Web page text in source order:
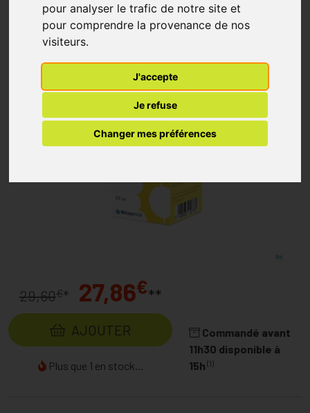
pour analyser le trafic de notre site et
pour comprendre la provenance de nos
visiteurs.
J'accepte
Je refuse
Changer mes préférences
29,60€* 27,86€**
AJOUTER
Plus que 1 en stock...
Commandé avant
11h30 disponible à
15h (1)